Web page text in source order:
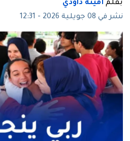
بقلم أمينة داودي
نشر في 08 جويلية 2026 - 12:31